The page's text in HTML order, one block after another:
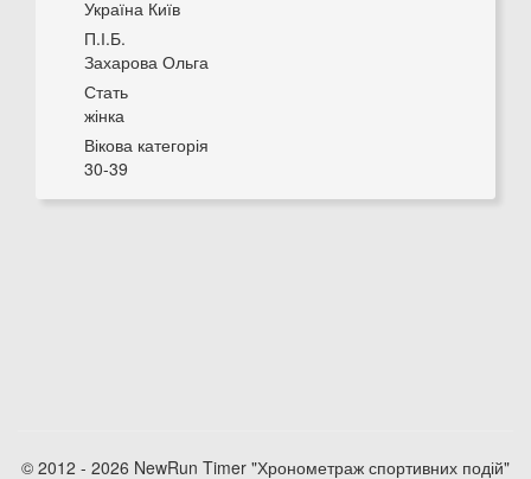
Україна Київ
П.І.Б.
Захарова Ольга
Стать
жінка
Вікова категорія
30-39
© 2012 - 2026 NewRun Timer "Хронометраж спортивних подій"